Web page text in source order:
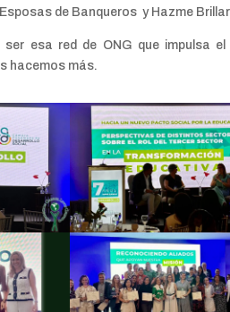
de Banqueros y Hazme
ser esa red de ONG que impulsa
hacemos más.